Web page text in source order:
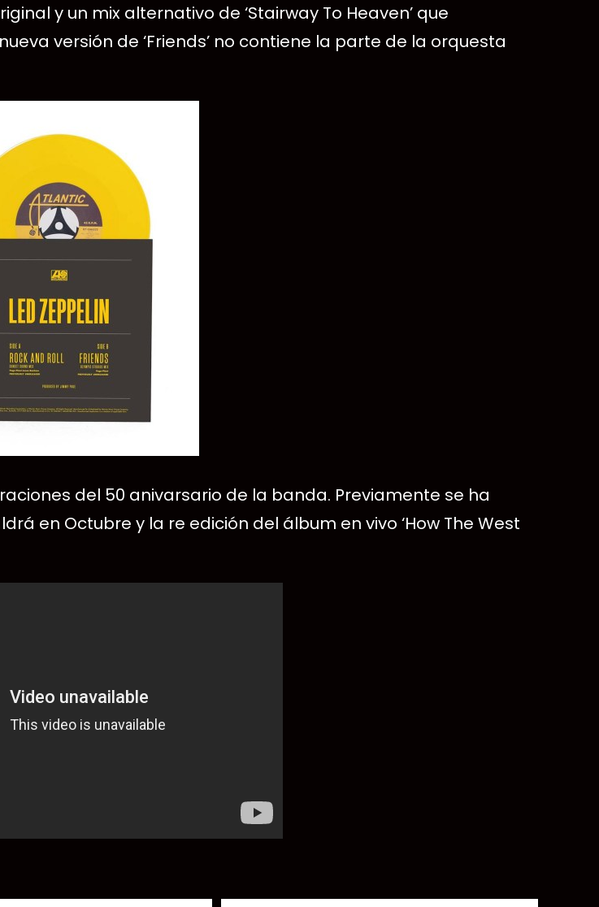
y un mix alternativo de ‘Stairway To Heaven’ que
versión de ‘Friends’ no contiene la parte de la orquesta
del 50 anivarsario de la banda. Previamente se ha
en Octubre y la re edición del álbum en vivo ‘How The West